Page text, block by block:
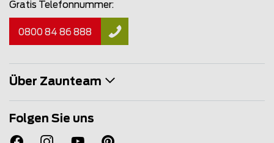
Gratis Telefonnummer:
0800 84 86 888
Über Zaunteam
Folgen Sie uns